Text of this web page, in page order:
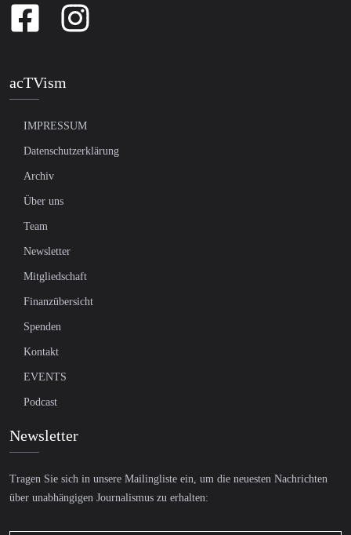
acTVism
IMPRESSUM
Datenschutzerklärung
Archiv
Über uns
Team
Newsletter
Mitgliedschaft
Finanzübersicht
Spenden
Kontakt
EVENTS
Podcast
Newsletter
Tragen Sie sich in unsere Mailingliste ein, um die neuesten Nachrichten
über unabhängigen Journalismus zu erhalten: